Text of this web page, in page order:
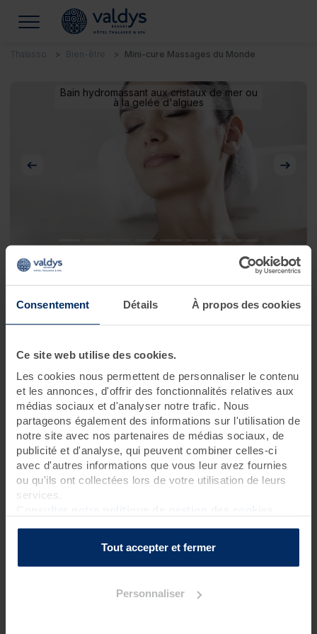
Consentement Détails À propos des cookies
Ce site web utilise des cookies.
Les cookies nous permettent de personnaliser le contenu
et les annonces, d'offrir des fonctionnalités relatives aux
médias sociaux et d'analyser notre trafic. Nous
partageons également des informations sur l'utilisation de
notre site avec nos partenaires de médias sociaux, de
publicité et d'analyse, qui peuvent combiner celles-ci
avec d'autres informations que vous leur avez fournies
ou qu'ils ont collectées lors de votre utilisation de leurs
services.
Tout accepter et fermer
Personnaliser
Thalasso Bien-être Mini-cure Massages du Monde
Bain hydromassant aux cristaux de mer ou
à la gelée d'algues
Mini-cure Massages du Monde
Je souhaite voyager les yeux fermés !
aux techniques ancestrales assure bien-être et détente.
Les soins thalasso dispensés dans cettecure bien-être
permettent quant à eux de profiter pleinement des bienfaits
marins. Sensation d’évasion aux quatre coins du monde
assurée !
Programme des soins
1 enveloppement de crème d'algues laminaires sur matelas
?
1 bain hydromassant aux cristaux de mer ou à la gelée